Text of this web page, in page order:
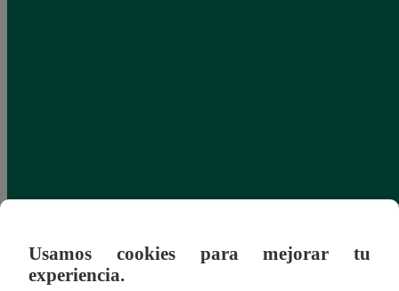
Usamos cookies para mejorar tu
experiencia.